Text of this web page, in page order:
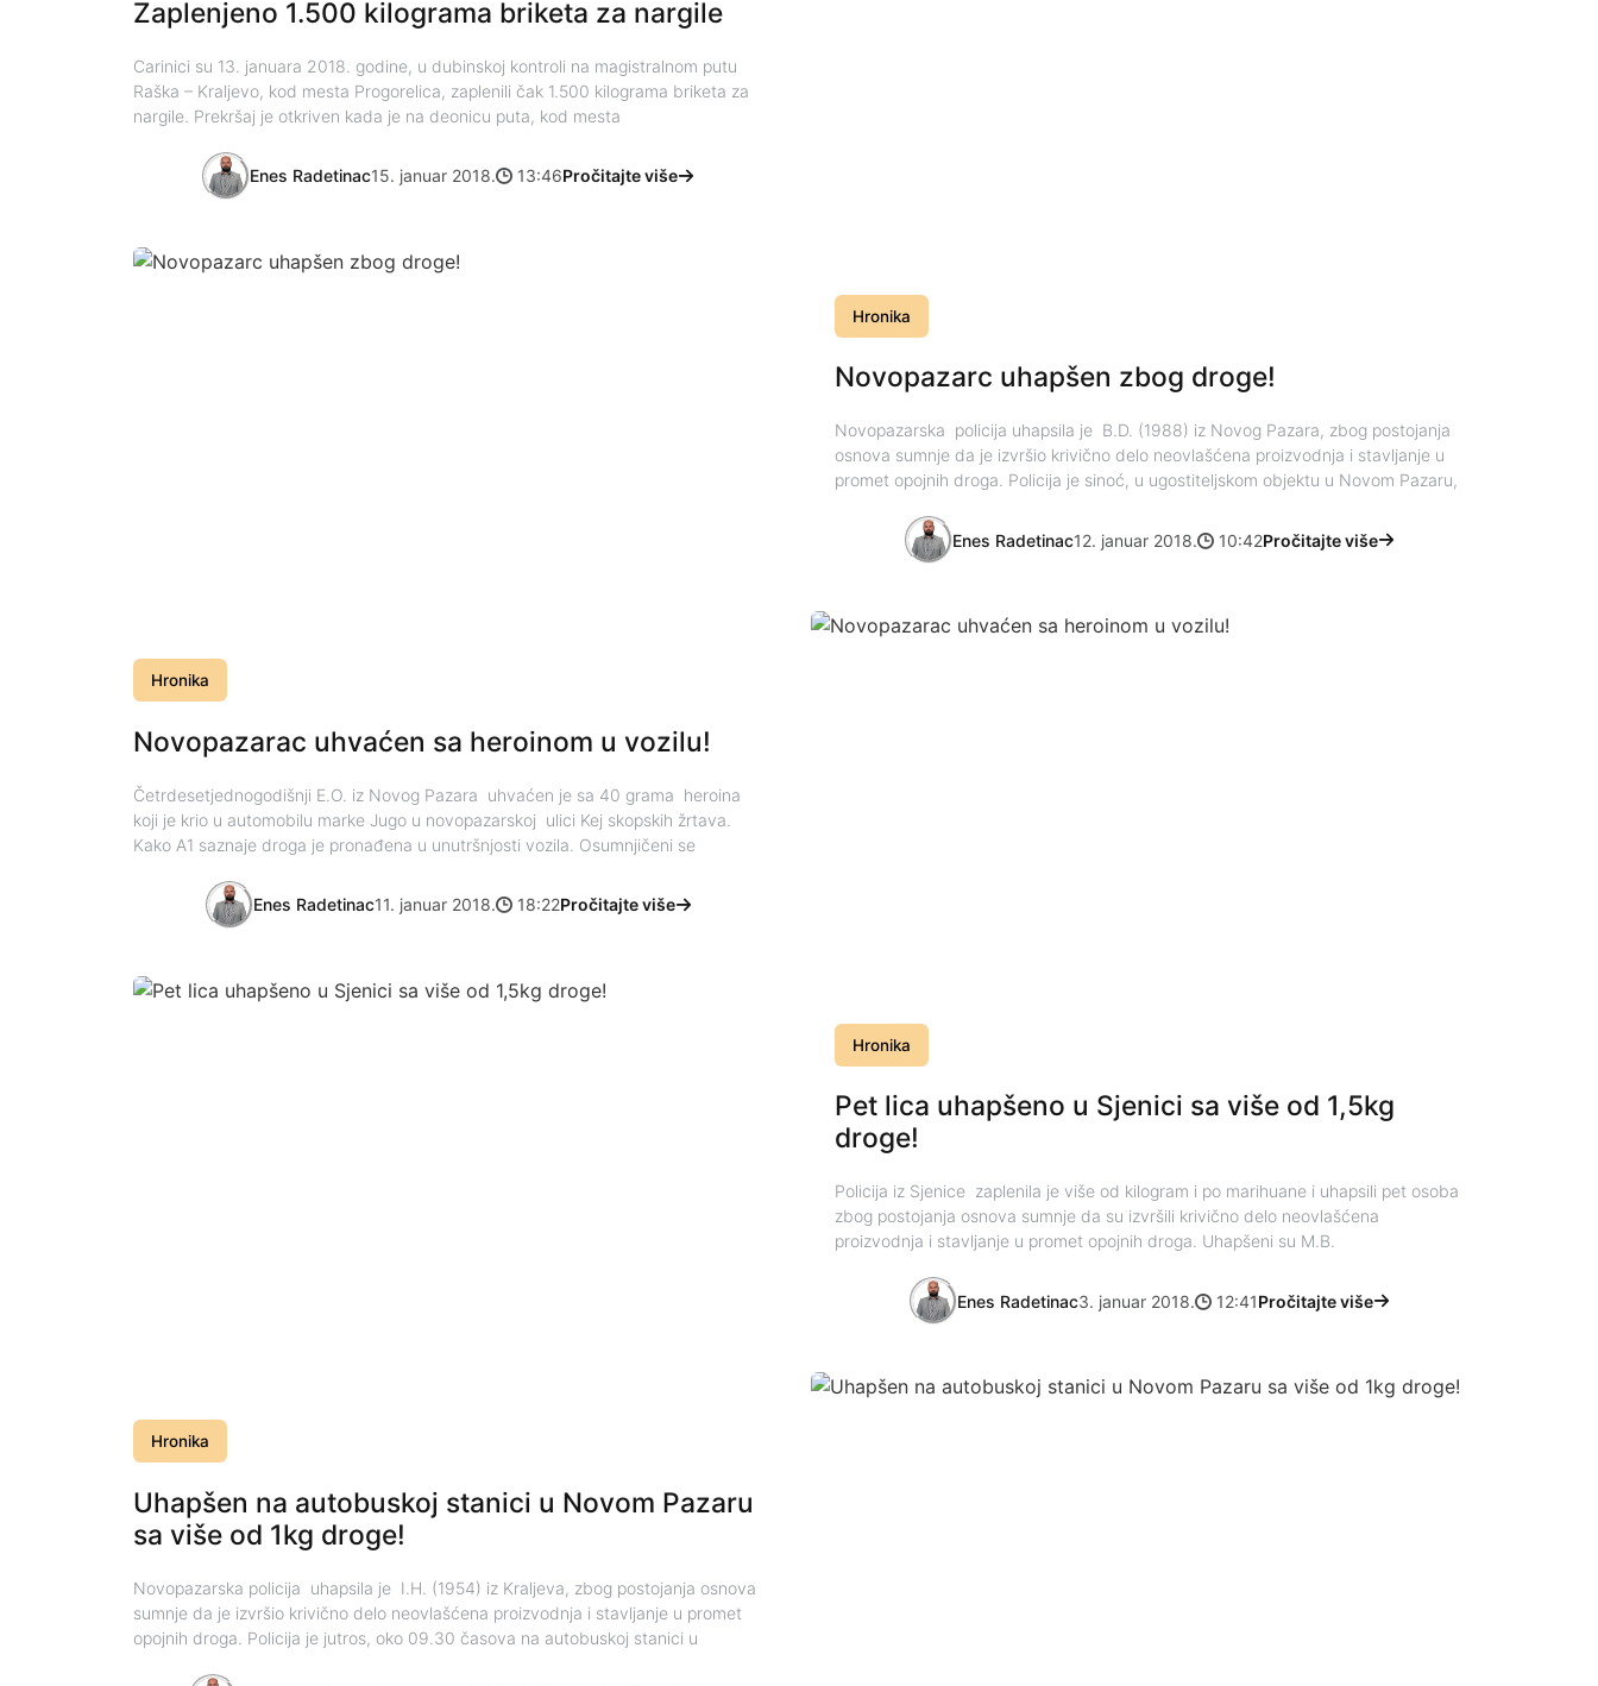
Zaplenjeno 1.500 kilograma briketa za nargile
Carinici su 13. januara 2018. godine, u dubinskoj kontroli na magistralnom putu
Raška – Kraljevo, kod mesta Progorelica, zaplenili čak 1.500 kilograma briketa za
nargile. Prekršaj je otkriven kada je na deonicu puta, kod mesta
Enes Radetinac15. januar 2018. 13:46Pročitajte više
Hronika
Novopazarc uhapšen zbog droge!
Novopazarska policija uhapsila je B.D. (1988) iz Novog Pazara, zbog postojanja
osnova sumnje da je izvršio krivično delo neovlašćena proizvodnja i stavljanje u
promet opojnih droga. Policija je sinoć, u ugostiteljskom objektu u Novom Pazaru,
Enes Radetinac12. januar 2018. 10:42Pročitajte više
Hronika
Novopazarac uhvaćen sa heroinom u vozilu!
Četrdesetjednogodišnji E.O. iz Novog Pazara uhvaćen je sa 40 grama heroina
koji je krio u automobilu marke Jugo u novopazarskoj ulici Kej skopskih žrtava.
Kako A1 saznaje droga je pronađena u unutršnjosti vozila. Osumnjičeni se
Enes Radetinac11. januar 2018. 18:22Pročitajte više
Hronika
Pet lica uhapšeno u Sjenici sa više od 1,5kg
droge!
Policija iz Sjenice zaplenila je više od kilogram i po marihuane i uhapsili pet osoba
zbog postojanja osnova sumnje da su izvršili krivično delo neovlašćena
proizvodnja i stavljanje u promet opojnih droga. Uhapšeni su M.B.
Enes Radetinac3. januar 2018. 12:41Pročitajte više
Hronika
Uhapšen na autobuskoj stanici u Novom Pazaru
sa više od 1kg droge!
Novopazarska policija uhapsila je I.H. (1954) iz Kraljeva, zbog postojanja osnova
sumnje da je izvršio krivično delo neovlašćena proizvodnja i stavljanje u promet
opojnih droga. Policija je jutros, oko 09.30 časova na autobuskoj stanici u